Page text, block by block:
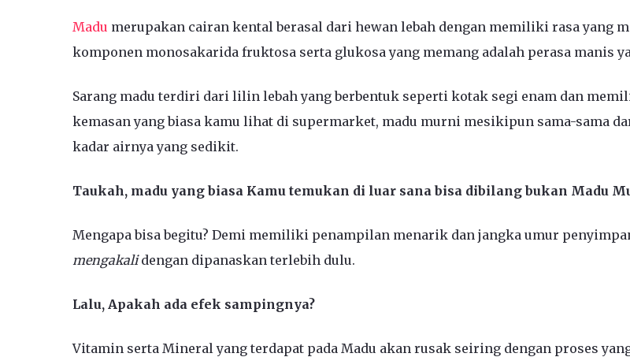
Madu merupakan cairan kental berasal dari hewan lebah dengan memiliki rasa yang
komponen monosakarida fruktosa serta glukosa yang memang adalah perasa manis
Sarang madu terdiri dari lilin lebah yang berbentuk seperti kotak segi enam dan
kemasan yang biasa kamu lihat di supermarket, madu murni mesikipun sama-sama
kadar airnya yang sedikit.
Taukah, madu yang biasa Kamu temukan di luar sana bisa dibilang bukan Madu
Mengapa bisa begitu? Demi memiliki penampilan menarik dan jangka umur
mengakalidengan dipanaskan terlebih dulu.
Lalu, Apakah ada efek sampingnya?
Vitamin serta Mineral yang terdapat pada Madu akan rusak seiring dengan proses